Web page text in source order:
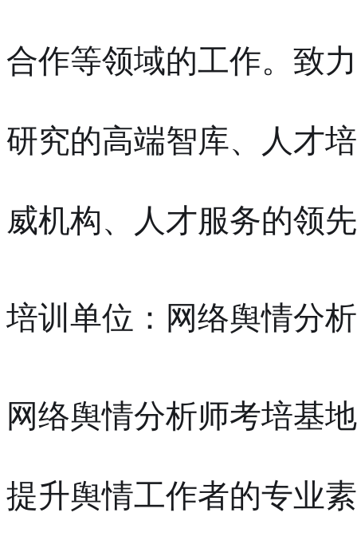
合作等领域的工作。致
研究的高端智库、人才
威机构、人才服务的领
培训单位：网络舆情分
网络舆情分析师考培基
提升舆情工作者的专业